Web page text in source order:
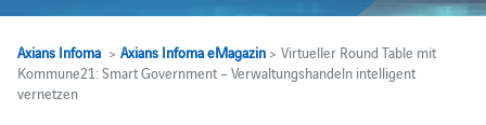
Axians Infoma> Axians Infoma eMagazin> Virtueller Round Table mit
Kommune21: Smart Government – Verwaltungshandeln intelligent
vernetzen